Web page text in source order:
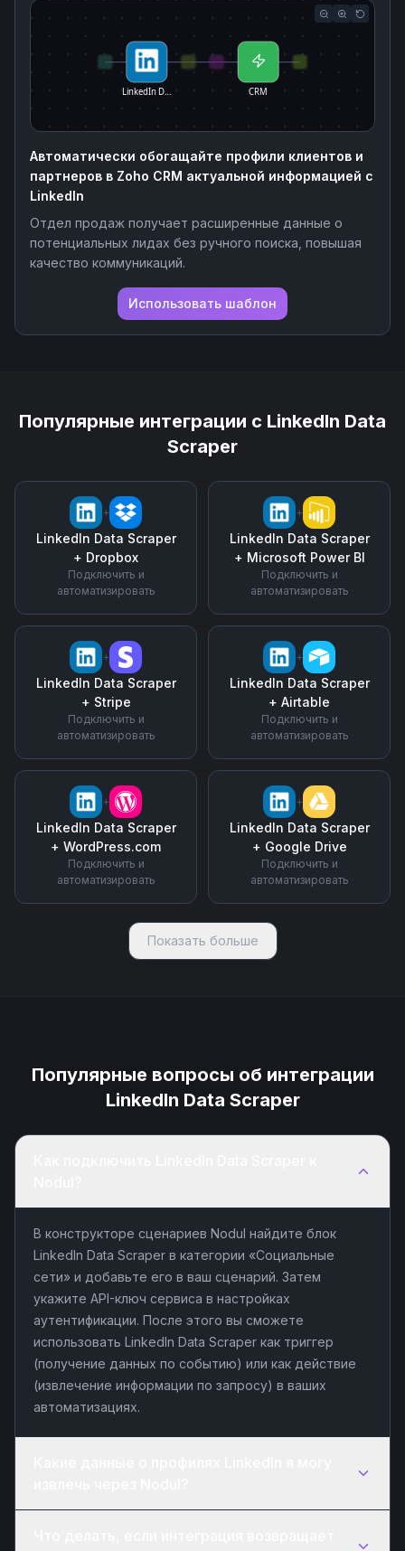
LinkedIn D… CRM
Автоматически обогащайте профили клиентов и
партнеров в Zoho CRM актуальной информацией с
LinkedIn
Отдел продаж получает расширенные данные о
потенциальных лидах без ручного поиска, повышая
качество коммуникаций.
Использовать шаблон
Популярные интеграции с LinkedIn Data
Scraper
+
LinkedIn Data Scraper
+ Dropbox
Подключить и
автоматизировать
+
LinkedIn Data Scraper
+ Microsoft Power BI
Подключить и
автоматизировать
+
LinkedIn Data Scraper
+ Stripe
Подключить и
автоматизировать
+
LinkedIn Data Scraper
+ Airtable
Подключить и
автоматизировать
+
LinkedIn Data Scraper
+ WordPress.com
Подключить и
автоматизировать
+
LinkedIn Data Scraper
+ Google Drive
Подключить и
автоматизировать
Показать больше
Популярные вопросы об интеграции
LinkedIn Data Scraper
В конструкторе сценариев Nodul найдите блок
LinkedIn Data Scraper в категории «Социальные
сети» и добавьте его в ваш сценарий. Затем
укажите API-ключ сервиса в настройках
аутентификации. После этого вы сможете
использовать LinkedIn Data Scraper как триггер
(получение данных по событию) или как действие
(извлечение информации по запросу) в ваших
автоматизациях.